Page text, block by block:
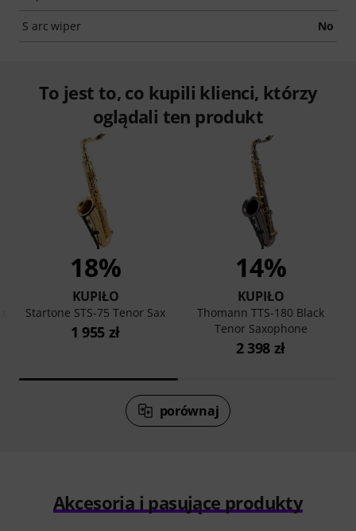
S arc wiper No
To jest to, co kupili klienci, którzy
oglądali ten produkt
18%
KUPIŁO
Startone STS-75 Tenor Sax
1 955 zł
14%
KUPIŁO
Thomann TTS-180 Black
Tenor Saxophone
2 398 zł
porównaj
Akcesoria i pasujące produkty